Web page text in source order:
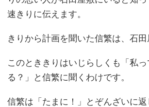
速きりに伝えます。
きりから計画を聞いた信繁は、石田
このとききりはいじらしくも「私
る？」と信繁に聞くわけです。
信繁は「たまに！」とぞんざいに